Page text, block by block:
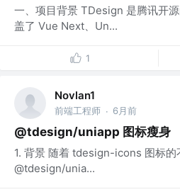
一、项目背景 TDesign 是腾讯开
盖了 Vue Next、Un...
1
Novlan1
前端工程师 · 6月前
@tdesign/uniapp 图标瘦身
1. 背景 随着 tdesign-icons 图标的
@tdesign/unia...